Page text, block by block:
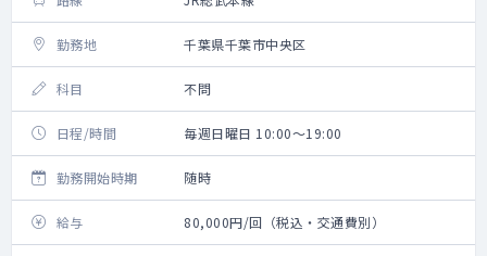
勤務地 千葉県千葉市中央区
科目 不問
日程/時間 毎週日曜日 10:00～19:00
勤務開始時期 随時
給与 80,000円/回（税込・交通費別）